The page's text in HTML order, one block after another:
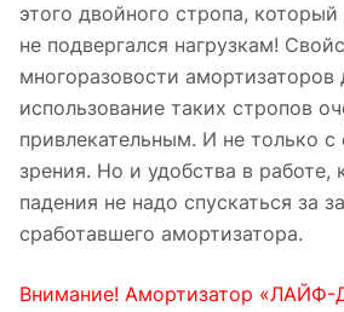
этого двойного стропа,
не подвергался нагрузкам!
многоразовости амортизаторов
использование таких стропов
привлекательным. И не только
зрения. Но и удобства в работе,
падения не надо спускаться за
сработавшего амортизатора.
Внимание! Амортизатор «ЛАЙФ-